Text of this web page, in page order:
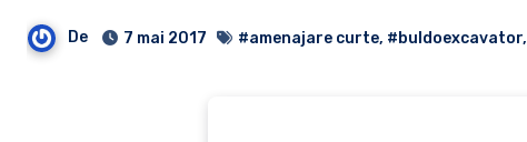
De 7 mai 2017 #amenajare curte, #buldoexcavator,